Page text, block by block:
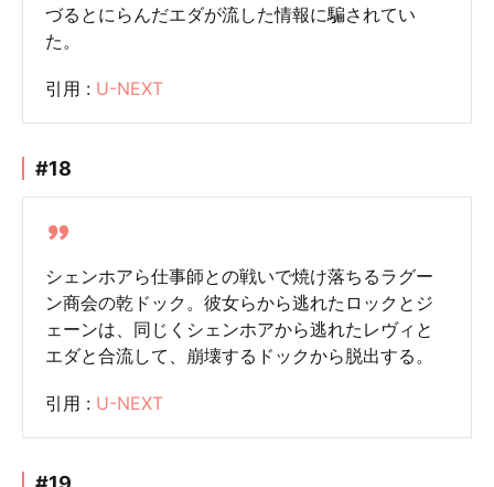
づるとにらんだエダが流した情報に騙されてい
た。
引用 : U-NEXT
#18
シェンホアら仕事師との戦いで焼け落ちるラグー
ン商会の乾ドック。彼女らから逃れたロックとジ
ェーンは、同じくシェンホアから逃れたレヴィと
エダと合流して、崩壊するドックから脱出する。
引用 : U-NEXT